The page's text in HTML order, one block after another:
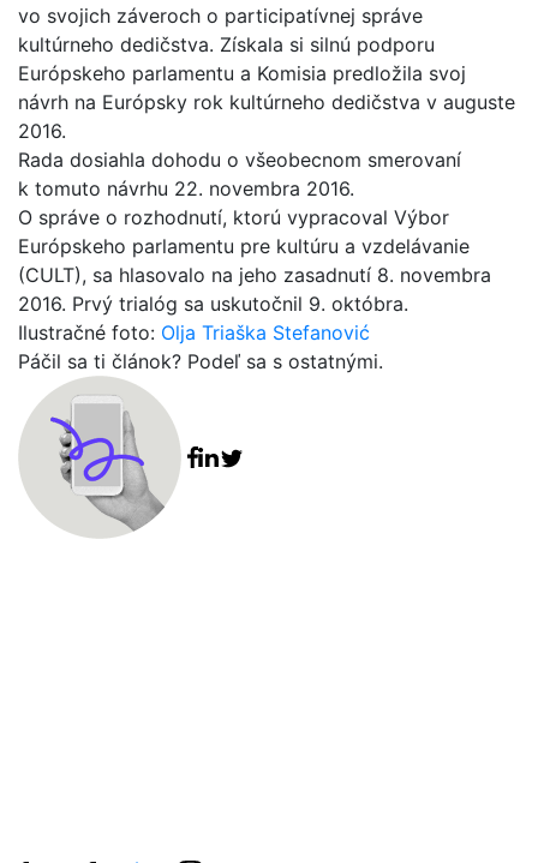
vo svojich záveroch o participatívnej správe
kultúrneho dedičstva. Získala si silnú podporu
Európskeho parlamentu a Komisia predložila svoj
návrh na Európsky rok kultúrneho dedičstva v auguste
2016.
Rada dosiahla dohodu o všeobecnom smerovaní
k tomuto návrhu 22. novembra 2016.
O správe o rozhodnutí, ktorú vypracoval Výbor
Európskeho parlamentu pre kultúru a vzdelávanie
(CULT), sa hlasovalo na jeho zasadnutí 8. novembra
2016. Prvý trialóg sa uskutočnil 9. októbra.
Ilustračné foto: Olja Triaška Stefanović
Páčil sa ti článok? Podeľ sa s ostatnými.